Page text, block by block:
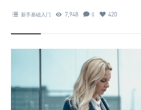
新手基础入门 7,948 0 420